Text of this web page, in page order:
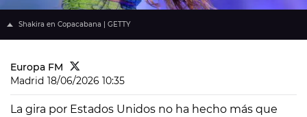
Shakira en Copacabana | GETTY
Europa FM
Madrid 18/06/2026 10:35
La gira por Estados Unidos no ha hecho más que